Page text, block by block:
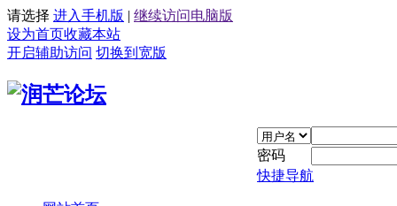
请选择 进入手机版 | 继续访问电脑版
设为首页收藏本站
开启辅助访问 切换到宽版
密码
快捷导航